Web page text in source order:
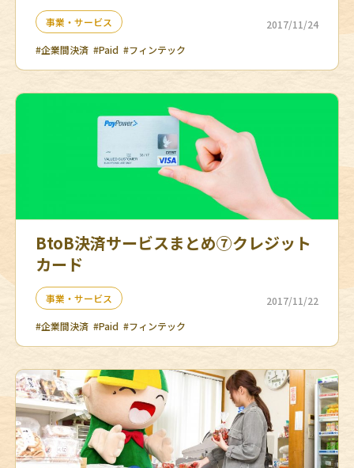
事業・サービス
2017/11/24
#企業間決済 #Paid #フィンテック
BtoB決済サービスまとめ➆クレジット
カード
事業・サービス
2017/11/22
#企業間決済 #Paid #フィンテック